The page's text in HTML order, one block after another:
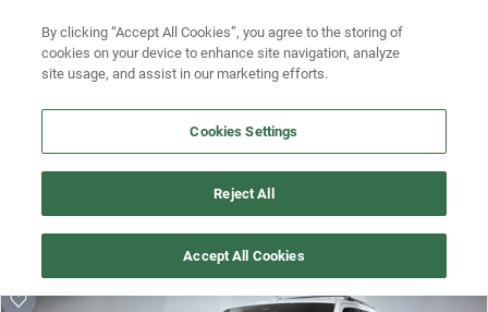
Ubicación
Busca por versión
Busca por versión
disponibles de lincoln!
By clicking “Accept All Cookies”, you agree to the storing of
cookies on your device to enhance site navigation, analyze
site usage, and assist in our marketing efforts.
Cookies Settings
Reject All
Accept All Cookies